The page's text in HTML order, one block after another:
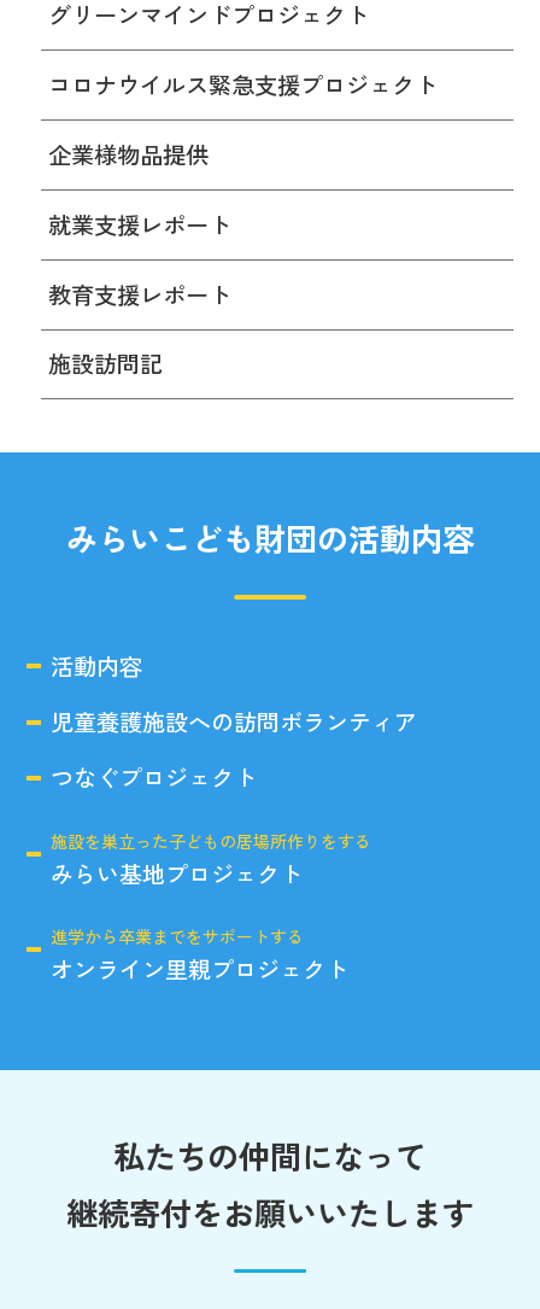
グリーンマインドプロジェクト
コロナウイルス緊急支援プロジェクト
企業様物品提供
就業支援レポート
教育支援レポート
施設訪問記
みらいこども財団の活動内容
活動内容
児童養護施設への訪問ボランティア
つなぐプロジェクト
施設を巣立った子どもの居場所作りをする
みらい基地プロジェクト
進学から卒業までをサポートする
オンライン里親プロジェクト
私たちの仲間になって
継続寄付をお願いいたします